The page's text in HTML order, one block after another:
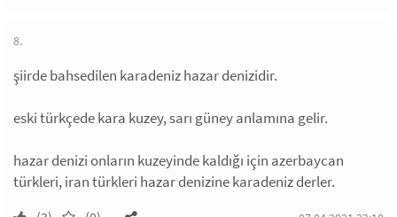
8.
şiirde bahsedilen karadeniz hazar denizidir.
eski türkçede kara kuzey, sarı güney anlamına gelir.
hazar denizi onların kuzeyinde kaldığı için azerbaycan
türkleri, iran türkleri hazar denizine karadeniz derler.